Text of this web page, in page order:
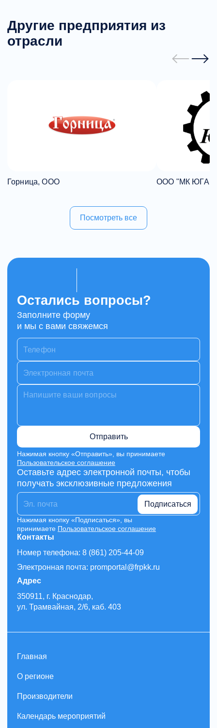
Другие предприятия из
отрасли
Горница, ООО ООО "МК
Посмотреть все
Контакты
Номер телефона: 8 (861) 205-44-09
Электронная почта: promportal@frpkk.ru
Адрес
350911, г. Краснодар,
ул. Трамвайная, 2/6, каб. 403
Остались вопросы?
Заполните форму
и мы с вами свяжемся
Отправить
Нажимая кнопку «Отправить», вы принимаете
Пользовательское соглашение
Оставьте адрес электронной почты, чтобы
получать эксклюзивные предложения
Подписаться
Нажимая кнопку «Подписаться», вы
принимаете Пользовательское соглашение
Главная
О регионе
Производители
Календарь мероприятий